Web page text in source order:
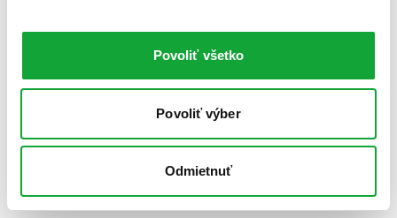
Povoliť všetko
Povoliť výber
Odmietnuť